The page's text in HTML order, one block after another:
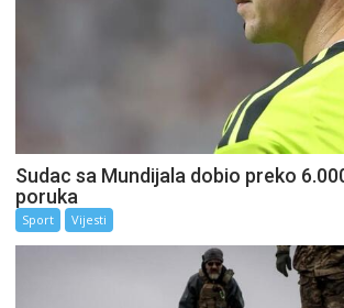
Sudac sa Mundijala dobio preko
poruka
Sport Vijesti